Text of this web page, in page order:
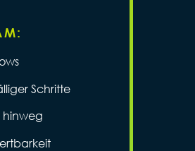
Schritte
hinweg